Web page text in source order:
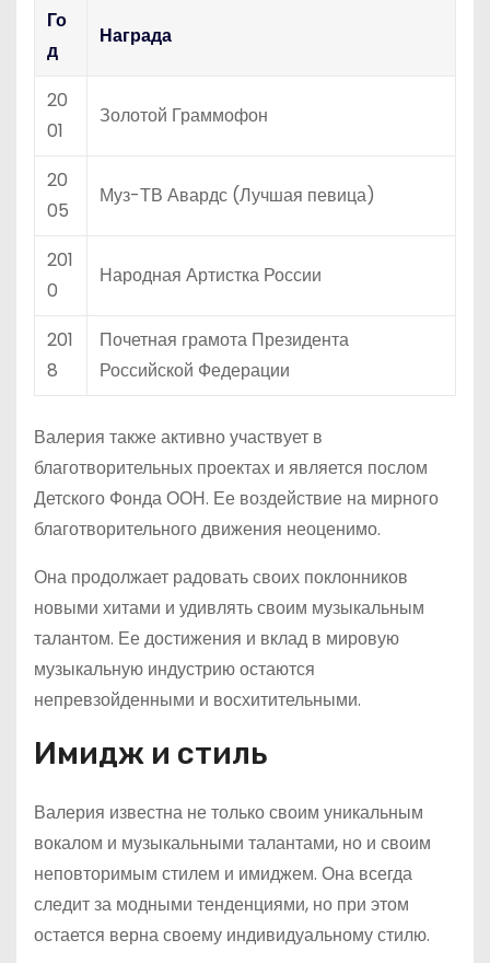
Го
д
Награда
20
01
Золотой Граммофон
20
05
Муз-ТВ Авардс (Лучшая певица)
201
0
Народная Артистка России
201
8
Почетная грамота Президента
Российской Федерации
Валерия также активно участвует в
благотворительных проектах и является послом
Детского Фонда ООН. Ее воздействие на мирного
благотворительного движения неоценимо.
Она продолжает радовать своих поклонников
новыми хитами и удивлять своим музыкальным
талантом. Ее достижения и вклад в мировую
музыкальную индустрию остаются
непревзойденными и восхитительными.
Имидж и стиль
Валерия известна не только своим уникальным
вокалом и музыкальными талантами, но и своим
неповторимым стилем и имиджем. Она всегда
следит за модными тенденциями, но при этом
остается верна своему индивидуальному стилю.